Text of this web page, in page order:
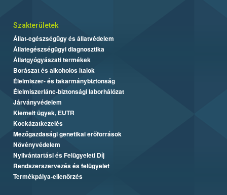
Szakterületek
Állat-egészségügy és állatvédelem
Állategészségügyi diagnosztika
Állatgyógyászati termékek
Borászat és alkoholos italok
Élelmiszer- és takarmánybiztonság
Élelmiszerlánc-biztonsági laborhálózat
Járványvédelem
Kiemelt ügyek, EUTR
Kockázatkezelés
Mezőgazdasági genetikai erőforrások
Növényvédelem
Nyilvántartási és Felügyeleti Díj
Rendszerszervezés és felügyelet
Termékpálya-ellenőrzés